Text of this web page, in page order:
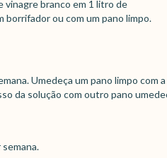
branco em 1 litro de
borrifador ou com um pano limpo.
Umedeça um pano limpo com
da solução com outro pano